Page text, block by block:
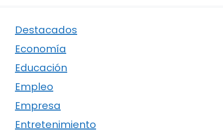
Destacados
Economía
Educación
Empleo
Empresa
Entretenimiento